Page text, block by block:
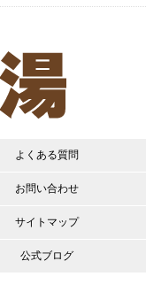
よくある質問
お問い合わせ
サイトマップ
公式ブログ